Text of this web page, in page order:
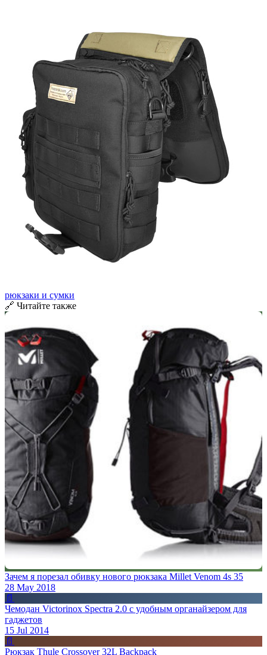
рюкзаки и сумки
🔗 Читайте также
Зачем я порезал обивку нового рюкзака Millet Venom 4s 35
28 May 2018
📄
Чемодан Victorinox Spectra 2.0 с удобным органайзером для
гаджетов
15 Jul 2014
📄
Рюкзак Thule Crossover 32L Backpack